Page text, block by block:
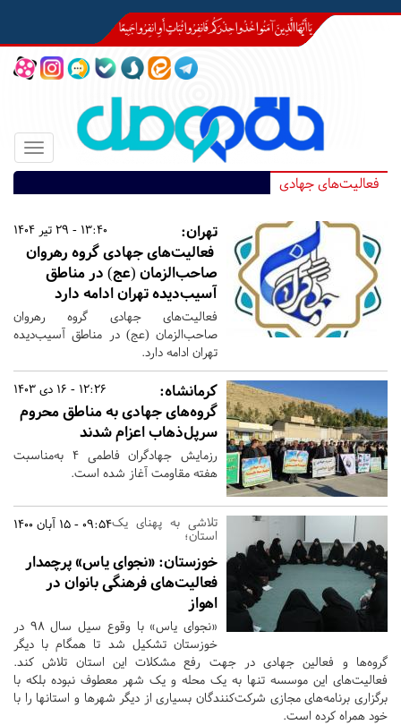
Toggle
فعالیت‌های جهادی
13:40 - 29 تیر 1404
تهران:
فعالیت‌های جهادی گروه رهروان
صاحب‌الزمان (عج) در مناطق
آسیب‌دیده تهران ادامه دارد
فعالیت‌های جهادی گروه رهروان
صاحب‌الزمان (عج) در مناطق آسیب‌دیده
تهران ادامه دارد.
12:26 - 16 دی 1403
کرمانشاه:
گروه‌های جهادی به مناطق محروم
سرپل‌ذهاب اعزام شدند
رزمایش جهادگران فاطمی ۴ به‌مناسبت
هفته مقاومت آغاز شده است.
09:54 - 15 آبان 1400تلاشی به پهنای یک
استان؛
خوزستان: «نجوای یاس» پرچمدار
فعالیت‌های فرهنگی بانوان در
اهواز
«نجوای یاس» با وقوع سیل سال 98 در
خوزستان تشکیل شد تا همگام با دیگر
گروه‌ها و فعالین جهادی در جهت رفع مشکلات این استان تلاش کند.
فعالیت‌های این موسسه تنها به یک محله و یک شهر معطوف نبوده بلکه با
برگزاری برنامه‌های مجازی شرکت‌کنندگان بسیاری از دیگر شهرها و استانها را با
خود همراه کرده است.